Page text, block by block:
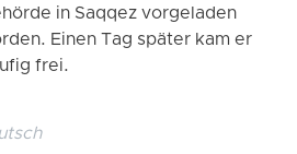
in Saqqez vorgeladen
Einen Tag später kam er
frei.